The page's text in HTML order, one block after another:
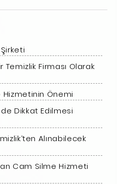
Temizlik Firması Olarak
Önemi
Dikkat Edilmesi
Alınabilecek
Cam Silme Hizmeti